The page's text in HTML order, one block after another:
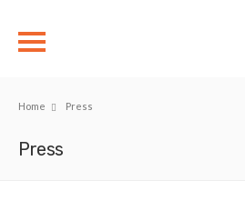
Home Press
Press